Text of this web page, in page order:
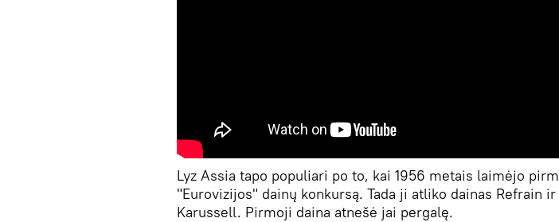
Lyz Assia tapo populiari po to, kai 1956 metais laimėjo
"Eurovizijos" dainų konkursą. Tada ji atliko dainas Refrain ir
Karussell. Pirmoji daina atnešė jai pergalę.